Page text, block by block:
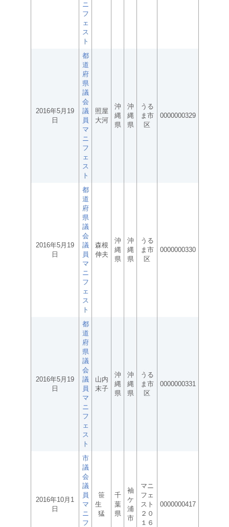
ニ
フ
ェ
ス
ト
2016年5月19
日
都
道
府
県
議
会
議
員
マ
ニ
フ
ェ
ス
ト
照屋
大河
沖
縄
県
沖
縄
県
うる
ま市
区
0000000329
2016年5月19
日
都
道
府
県
議
会
議
員
マ
ニ
フ
ェ
ス
ト
森根
伸夫
沖
縄
県
沖
縄
県
うる
ま市
区
0000000330
2016年5月19
日
都
道
府
県
議
会
議
員
マ
ニ
フ
ェ
ス
ト
山内
末子
沖
縄
県
沖
縄
県
うる
ま市
区
0000000331
2016年10月1
日
市
議
会
議
員
マ
ニ
フ
笹
生
猛
千
葉
県
袖
ケ
浦
市
マニ
フェ
スト
２０
１６
0000000417